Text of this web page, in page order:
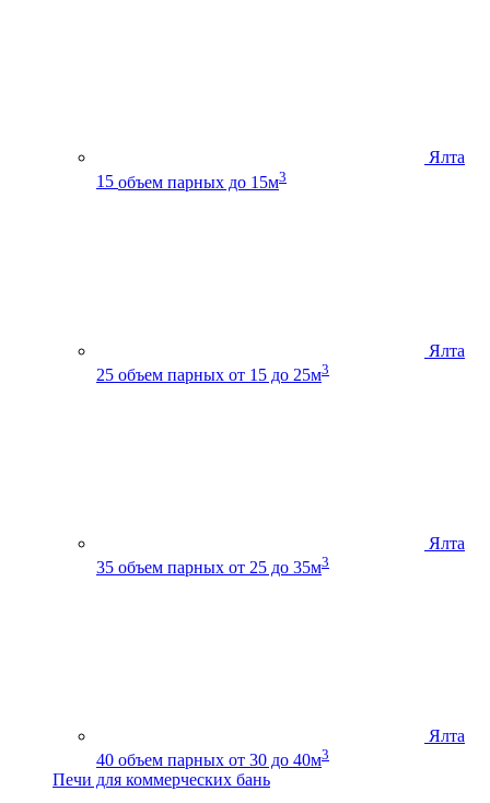
Ялта
15 объем парных до 15м3
Ялта
25 объем парных от 15 до 25м3
Ялта
35 объем парных от 25 до 35м3
Ялта
40 объем парных от 30 до 40м3
Печи для коммерческих бань